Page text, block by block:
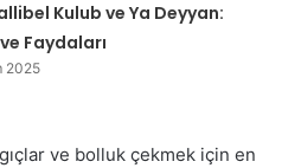
Kulub ve Ya Deyyan:
Faydaları
2025
ve bolluk çekmek için en